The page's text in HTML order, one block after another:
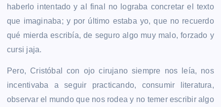
haberlo intentado y al final no lograba concretar el texto
que imaginaba; y por último estaba yo, que no recuerdo
qué mierda escribía, de seguro algo muy malo, forzado y
cursi jaja.
Pero, Cristóbal con ojo cirujano siempre nos leía, nos
incentivaba a seguir practicando, consumir literatura,
observar el mundo que nos rodea y no temer escribir algo